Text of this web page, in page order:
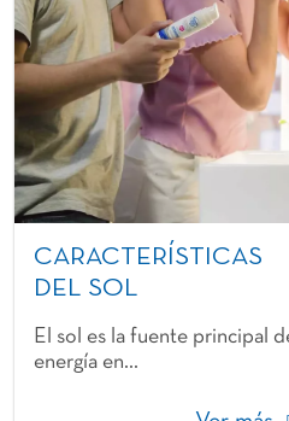
CARACTERÍSTICAS
DEL SOL
El sol es la fuente principal
energía en...